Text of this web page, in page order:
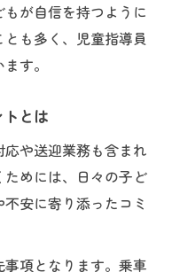
が自信を持つように
も多く、児童指導員
す。
とは
や送迎業務も含まれ
めには、日々の子ど
安に寄り添ったコミ
項となります。乗車